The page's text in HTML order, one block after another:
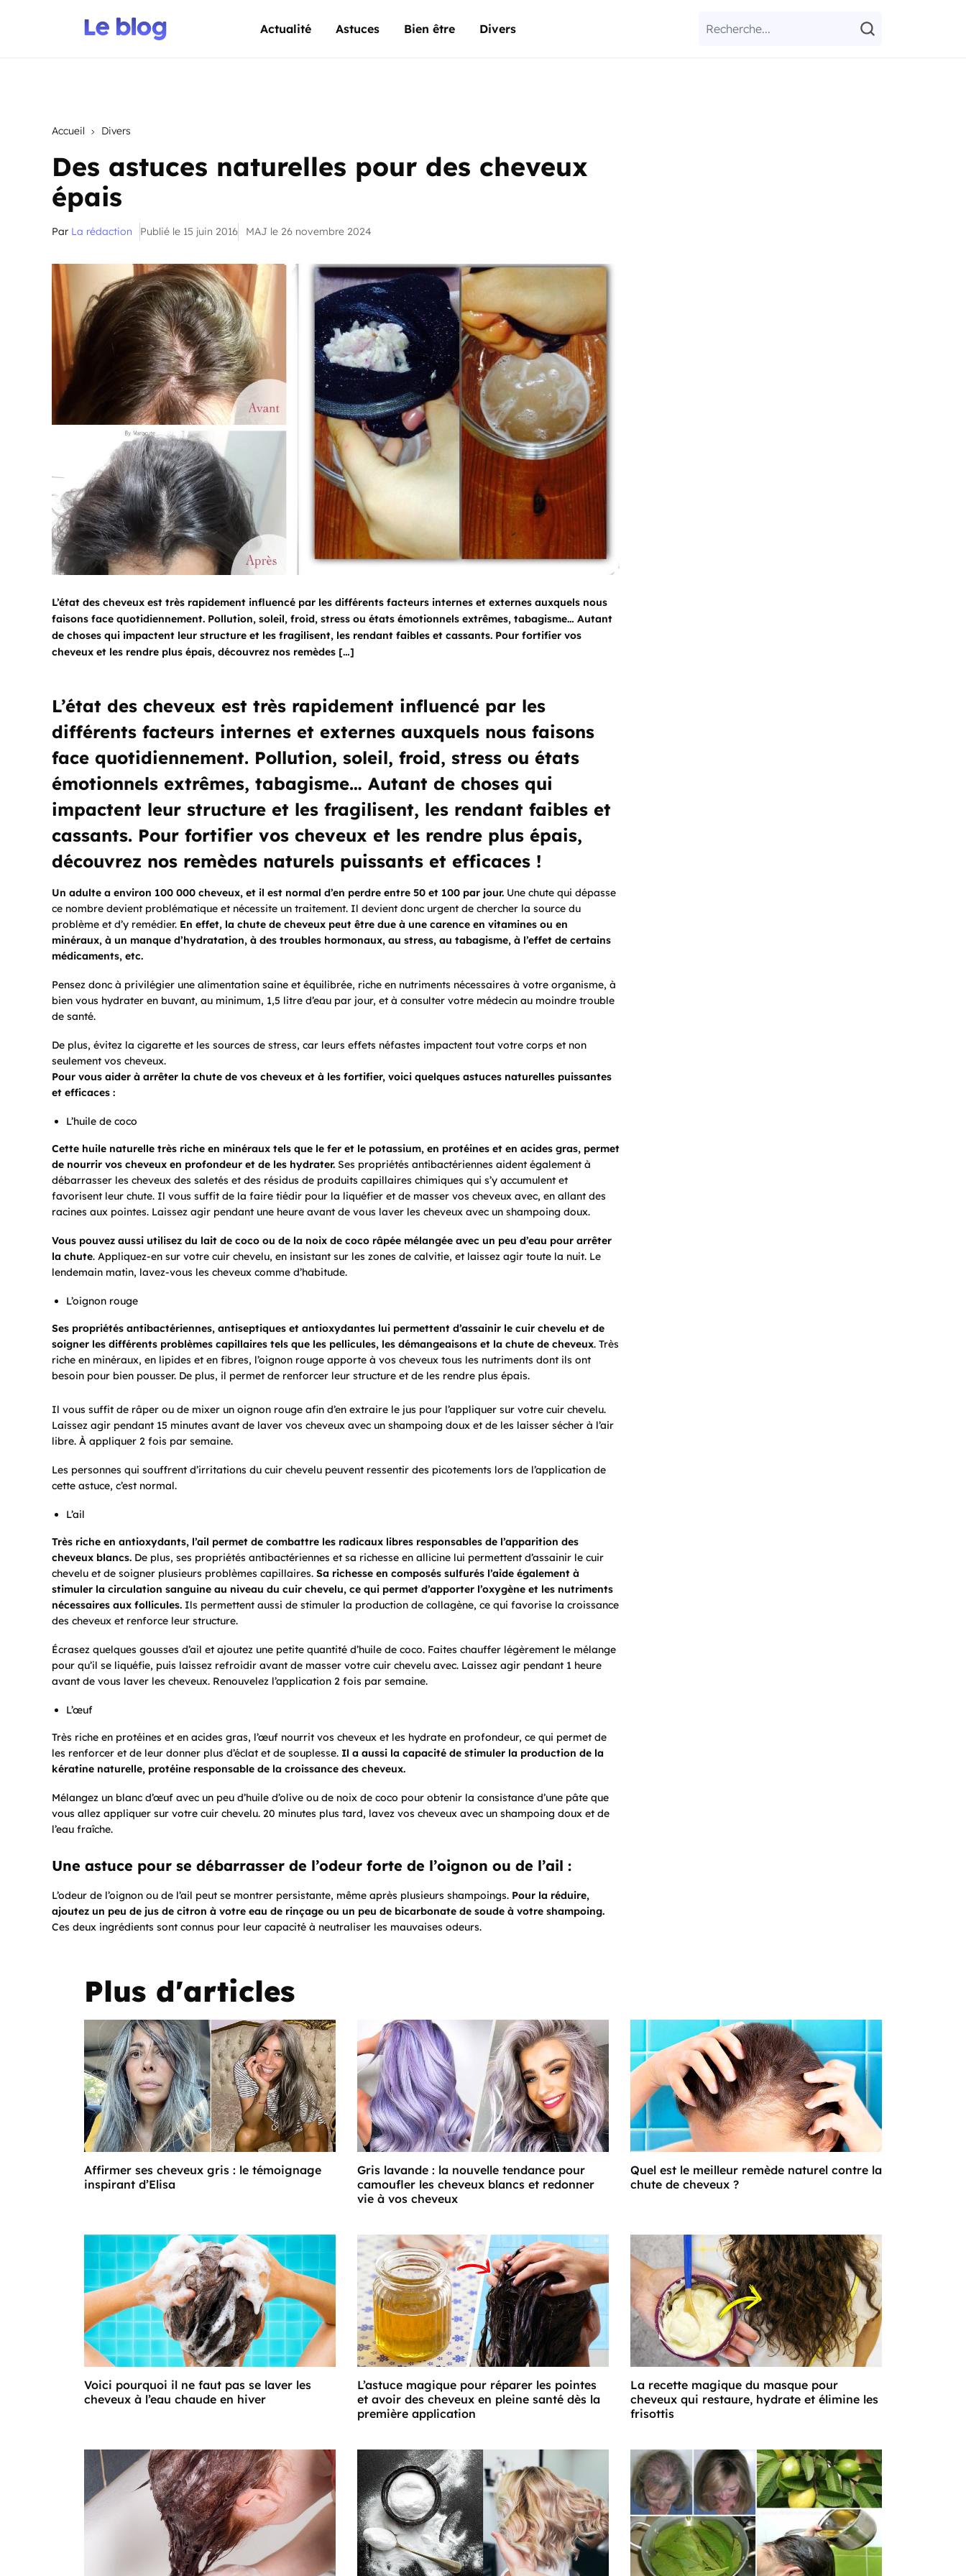
Actualité Astuces Bien être Divers
Accueil Divers
Des astuces naturelles pour des cheveux
épais
Par La rédaction Publié le 15 juin 2016 MAJ le 26 novembre 2024
L’état des cheveux est très rapidement influencé par les différents facteurs internes et externes auxquels nous
faisons face quotidiennement. Pollution, soleil, froid, stress ou états émotionnels extrêmes, tabagisme… Autant
de choses qui impactent leur structure et les fragilisent, les rendant faibles et cassants. Pour fortifier vos
cheveux et les rendre plus épais, découvrez nos remèdes […]
L’état des cheveux est très rapidement influencé par les
différents facteurs internes et externes auxquels nous faisons
face quotidiennement. Pollution, soleil, froid, stress ou états
émotionnels extrêmes, tabagisme… Autant de choses qui
impactent leur structure et les fragilisent, les rendant faibles et
cassants. Pour fortifier vos cheveux et les rendre plus épais,
découvrez nos remèdes naturels puissants et efficaces !
Un adulte a environ 100 000 cheveux, et il est normal d’en perdre entre 50 et 100 par jour. Une chute qui dépasse
ce nombre devient problématique et nécessite un traitement. Il devient donc urgent de chercher la source du
problème et d’y remédier. En effet, la chute de cheveux peut être due à une carence en vitamines ou en
minéraux, à un manque d’hydratation, à des troubles hormonaux, au stress, au tabagisme, à l’effet de certains
médicaments, etc.
Pensez donc à privilégier une alimentation saine et équilibrée, riche en nutriments nécessaires à votre organisme, à
bien vous hydrater en buvant, au minimum, 1,5 litre d’eau par jour, et à consulter votre médecin au moindre trouble
de santé.
De plus, évitez la cigarette et les sources de stress, car leurs effets néfastes impactent tout votre corps et non
seulement vos cheveux.
Pour vous aider à arrêter la chute de vos cheveux et à les fortifier, voici quelques astuces naturelles puissantes
et efficaces :
L’huile de coco
Cette huile naturelle très riche en minéraux tels que le fer et le potassium, en protéines et en acides gras, permet
de nourrir vos cheveux en profondeur et de les hydrater. Ses propriétés antibactériennes aident également à
débarrasser les cheveux des saletés et des résidus de produits capillaires chimiques qui s’y accumulent et
favorisent leur chute. Il vous suffit de la faire tiédir pour la liquéfier et de masser vos cheveux avec, en allant des
racines aux pointes. Laissez agir pendant une heure avant de vous laver les cheveux avec un shampoing doux.
Vous pouvez aussi utilisez du lait de coco ou de la noix de coco râpée mélangée avec un peu d’eau pour arrêter
la chute. Appliquez-en sur votre cuir chevelu, en insistant sur les zones de calvitie, et laissez agir toute la nuit. Le
lendemain matin, lavez-vous les cheveux comme d’habitude.
L’oignon rouge
Ses propriétés antibactériennes, antiseptiques et antioxydantes lui permettent d’assainir le cuir chevelu et de
soigner les différents problèmes capillaires tels que les pellicules, les démangeaisons et la chute de cheveux. Très
riche en minéraux, en lipides et en fibres, l’oignon rouge apporte à vos cheveux tous les nutriments dont ils ont
besoin pour bien pousser. De plus, il permet de renforcer leur structure et de les rendre plus épais.
Il vous suffit de râper ou de mixer un oignon rouge afin d’en extraire le jus pour l’appliquer sur votre cuir chevelu.
Laissez agir pendant 15 minutes avant de laver vos cheveux avec un shampoing doux et de les laisser sécher à l’air
libre. À appliquer 2 fois par semaine.
Les personnes qui souffrent d’irritations du cuir chevelu peuvent ressentir des picotements lors de l’application de
cette astuce, c’est normal.
L’ail
Très riche en antioxydants, l’ail permet de combattre les radicaux libres responsables de l’apparition des
cheveux blancs. De plus, ses propriétés antibactériennes et sa richesse en allicine lui permettent d’assainir le cuir
chevelu et de soigner plusieurs problèmes capillaires. Sa richesse en composés sulfurés l’aide également à
stimuler la circulation sanguine au niveau du cuir chevelu, ce qui permet d’apporter l’oxygène et les nutriments
nécessaires aux follicules. Ils permettent aussi de stimuler la production de collagène, ce qui favorise la croissance
des cheveux et renforce leur structure.
Écrasez quelques gousses d’ail et ajoutez une petite quantité d’huile de coco. Faites chauffer légèrement le mélange
pour qu’il se liquéfie, puis laissez refroidir avant de masser votre cuir chevelu avec. Laissez agir pendant 1 heure
avant de vous laver les cheveux. Renouvelez l’application 2 fois par semaine.
L’œuf
Très riche en protéines et en acides gras, l’œuf nourrit vos cheveux et les hydrate en profondeur, ce qui permet de
les renforcer et de leur donner plus d’éclat et de souplesse. Il a aussi la capacité de stimuler la production de la
kératine naturelle, protéine responsable de la croissance des cheveux.
Mélangez un blanc d’œuf avec un peu d’huile d’olive ou de noix de coco pour obtenir la consistance d’une pâte que
vous allez appliquer sur votre cuir chevelu. 20 minutes plus tard, lavez vos cheveux avec un shampoing doux et de
l’eau fraîche.
Une astuce pour se débarrasser de l’odeur forte de l’oignon ou de l’ail :
L’odeur de l’oignon ou de l’ail peut se montrer persistante, même après plusieurs shampoings. Pour la réduire,
ajoutez un peu de jus de citron à votre eau de rinçage ou un peu de bicarbonate de soude à votre shampoing.
Ces deux ingrédients sont connus pour leur capacité à neutraliser les mauvaises odeurs.
Plus d'articles
Affirmer ses cheveux gris : le témoignage
inspirant d’Elisa
Gris lavande : la nouvelle tendance pour
camoufler les cheveux blancs et redonner
vie à vos cheveux
Quel est le meilleur remède naturel contre la
chute de cheveux ?
Voici pourquoi il ne faut pas se laver les
cheveux à l’eau chaude en hiver
L’astuce magique pour réparer les pointes
et avoir des cheveux en pleine santé dès la
première application
La recette magique du masque pour
cheveux qui restaure, hydrate et élimine les
frisottis